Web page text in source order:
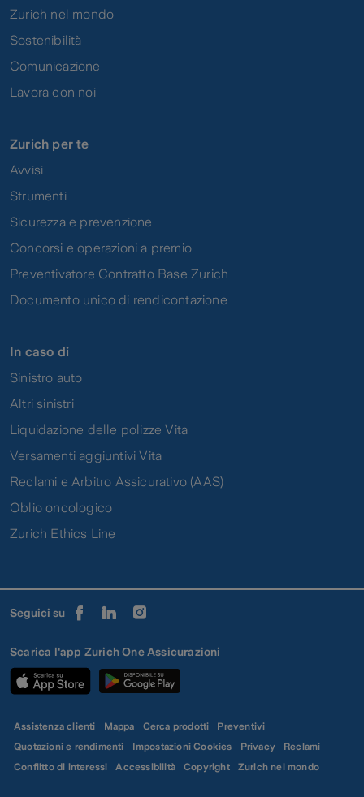
Zurich nel mondo
Sostenibilità
Comunicazione
Lavora con noi
Zurich per te
Avvisi
Strumenti
Sicurezza e prevenzione
Concorsi e operazioni a premio
Preventivatore Contratto Base Zurich
Documento unico di rendicontazione
In caso di
Sinistro auto
Altri sinistri
Liquidazione delle polizze Vita
Versamenti aggiuntivi Vita
Reclami e Arbitro Assicurativo (AAS)
Oblio oncologico
Zurich Ethics Line
Seguici su
Scarica l'app Zurich One Assicurazioni
Assistenza clienti Mappa Cerca prodotti
Preventivi
Quotazioni e rendimenti
Impostazioni Cookies Privacy
Reclami
Conflitto di interessi
Accessibilità Copyright Zurich nel mondo